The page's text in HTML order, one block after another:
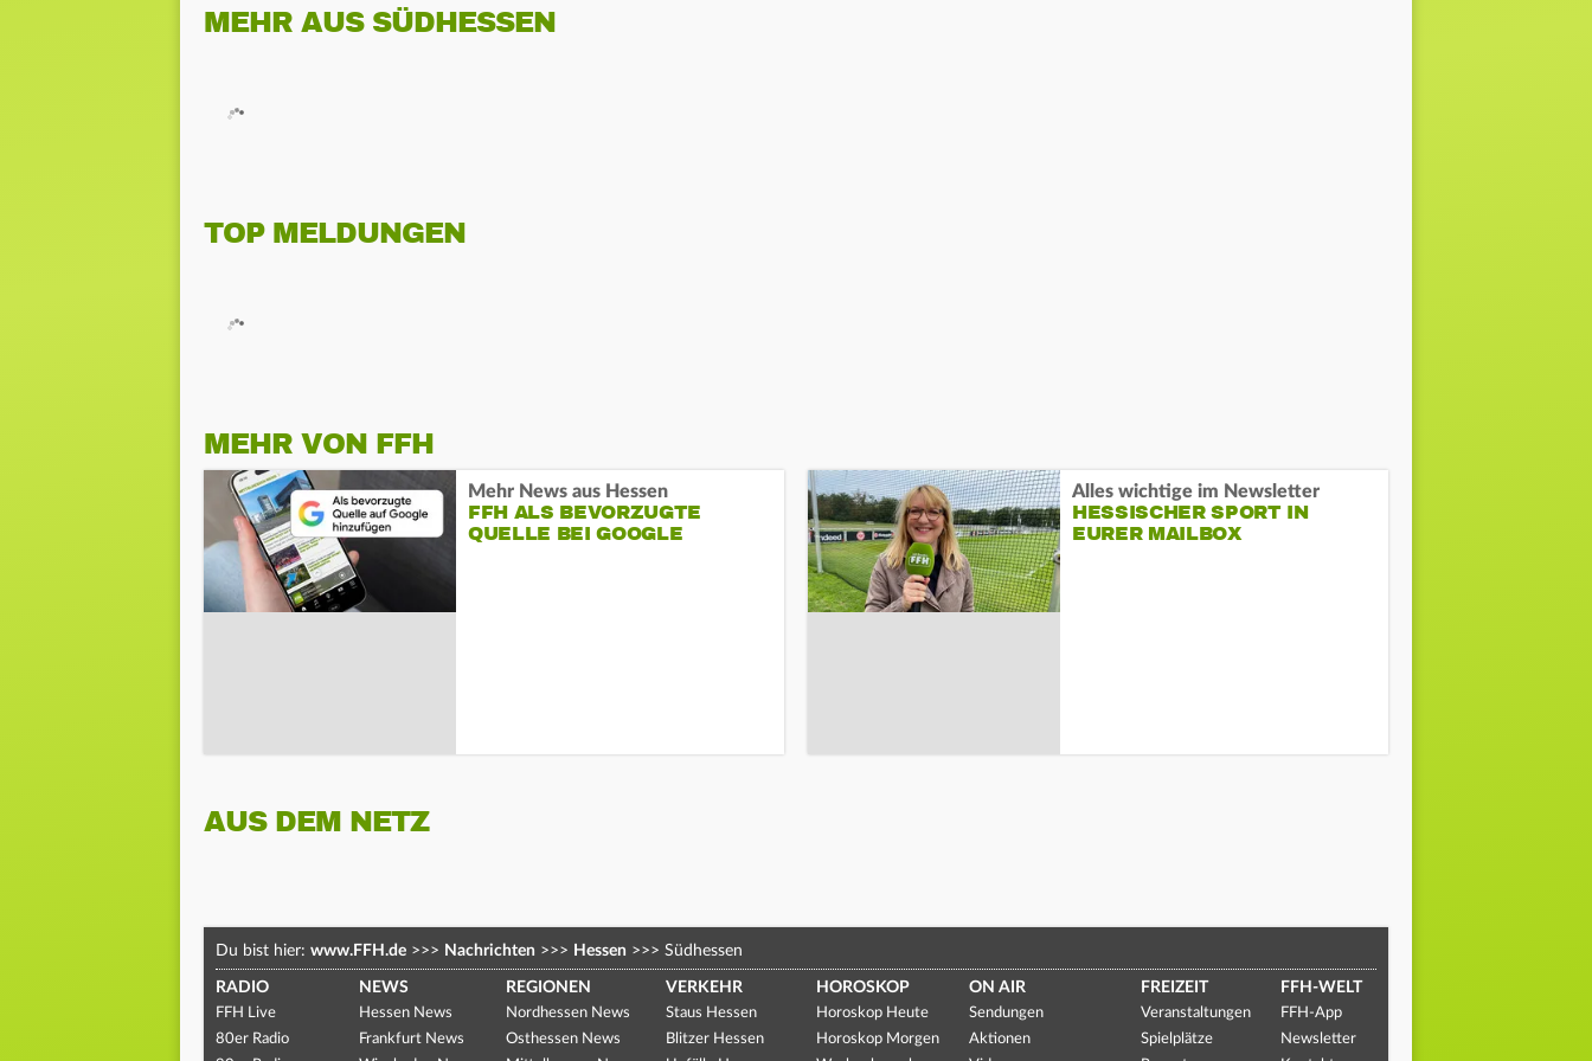
MEHR AUS SÜDHESSEN
TOP MELDUNGEN
MEHR VON FFH
Mehr News aus Hessen
FFH ALS BEVORZUGTE
QUELLE BEI GOOGLE
Alles wichtige im Newsletter
HESSISCHER SPORT IN
EURER MAILBOX
AUS DEM NETZ
Du bist hier: www.FFH.de >>> Nachrichten >>> Hessen >>> Südhessen
RADIO
FFH Live
80er Radio
NEWS
Hessen News
Frankfurt News
REGIONEN
Nordhessen News
Osthessen News
VERKEHR
Staus Hessen
Blitzer Hessen
HOROSKOP
Horoskop Heute
Horoskop Morgen
ON AIR
Sendungen
Aktionen
FREIZEIT
Veranstaltungen
Spielplätze
FFH-WELT
FFH-App
Newsletter